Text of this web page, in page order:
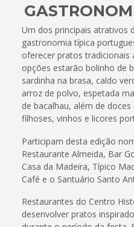
Um dos principais atrativos
gastronomia típica
oferecer pratos tradicionais
opções estarão bolinho de
sardinha na brasa, caldo
arroz de polvo, espetada
de bacalhau, além de
filhoses, vinhos e licores
Participam desta edição
Restaurante Almeida, Bar
Casa da Madeira, Típico
Café e o Santuário Santo
Restaurantes do Centro
desenvolver pratos